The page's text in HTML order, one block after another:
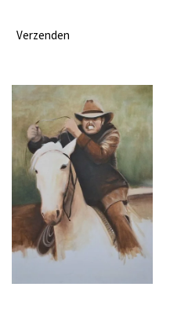
Verzenden